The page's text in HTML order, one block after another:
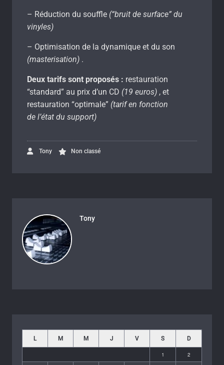
– Réduction du souffle (“bruit de surface” du
vinyles)
– Optimisation de la dynamique et du son
(masterisation) .
Deux tarifs sont proposés : restauration
“standard” au prix d’un CD (19 euros) , et
restauration “optimale” (tarif en fonction
de l’état du support)
Tony Non classé
Tony
L M M J V S D
1 2